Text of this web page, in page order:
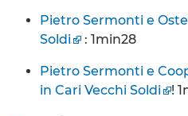
Pietro Sermonti e
Soldi
: 1min28
Pietro Sermonti e
in Cari Vecchi Soldi
!